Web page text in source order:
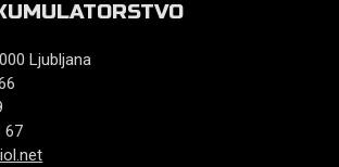
Ljubljana
67